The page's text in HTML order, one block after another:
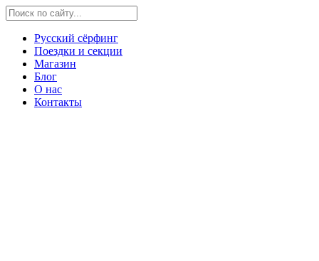
Русский сёрфинг
Поездки и секции
Магазин
Блог
О нас
Контакты